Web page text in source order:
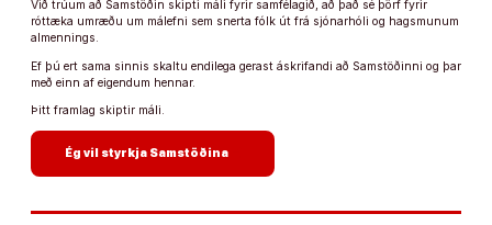
Við trúum að Samstöðin skipti máli fyrir samfélagið, að það sé þörf fyrir
róttæka umræðu um málefni sem snerta fólk út frá sjónarhóli og hagsmunum
almennings.
Ef þú ert sama sinnis skaltu endilega gerast áskrifandi að Samstöðinni og þar
með einn af eigendum hennar.
Þitt framlag skiptir máli.
Ég vil styrkja Samstöðina